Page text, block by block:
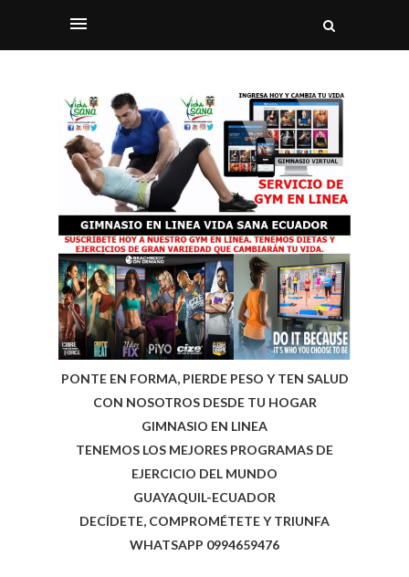
PONTE EN FORMA, PIERDE PESO Y TEN SALUD
CON NOSOTROS DESDE TU HOGAR
GIMNASIO EN LINEA
TENEMOS LOS MEJORES PROGRAMAS DE
EJERCICIO DEL MUNDO
GUAYAQUIL-ECUADOR
DECÍDETE, COMPROMÉTETE Y TRIUNFA
WHATSAPP 0994659476